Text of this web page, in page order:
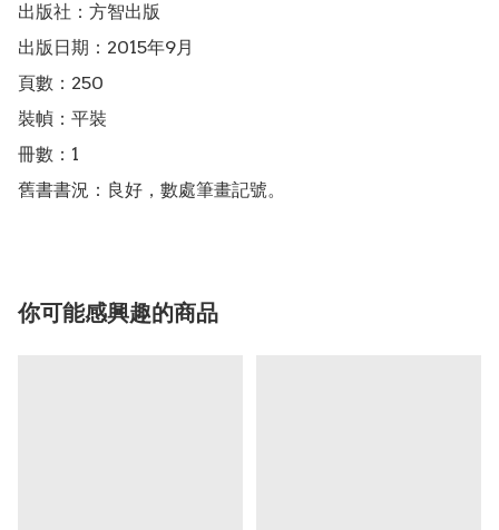
出版社：方智出版
出版日期：2015年9月
頁數：250
裝幀：平裝
冊數：1
你可能感興趣的商品